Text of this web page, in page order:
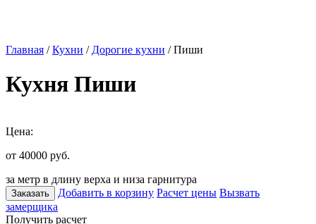
Главная /Кухни / Дорогие кухни / Пиши
Кухня Пиши
Цена:
от 40000 руб.
за метр в длину верха и низа гарнитура
Заказать Добавить в корзину Расчет цены Вызвать
замерщика
Получить расчет